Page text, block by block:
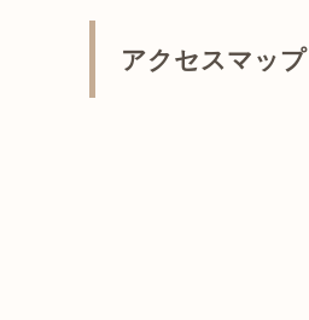
アクセスマップ